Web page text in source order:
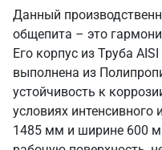
Данный
общепита – это
Его корпус из Труба
выполнена из
устойчивость к
условиях
1485 мм и ширине 600